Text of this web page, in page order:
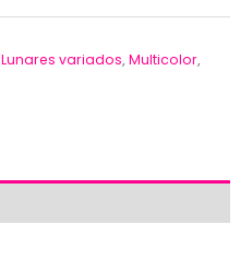
Lunares variados,Multicolor,